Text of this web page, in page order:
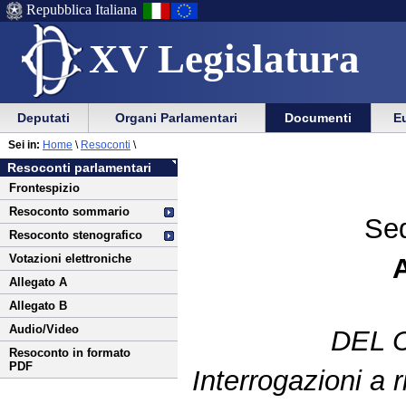
XV Legislatura
Menu
di
ausilio
alla
navigazione
Vai
Menu
di
navigazione
principale
Repubblica Italiana
Menu
di
navigazione
principale
Vai
menu
di
sezione
Deputati Organi Parlamentari Documenti
Vai
al
contenuto
Resoconti parlamentari
Frontespizio
Resoconto sommario
Resoconto stenografico
Votazioni elettroniche
Allegato A
Allegato B
Audio/Video
Resoconto in formato
PDF
Sei in: Home \ Resoconti \
DEL
Interrogazioni a